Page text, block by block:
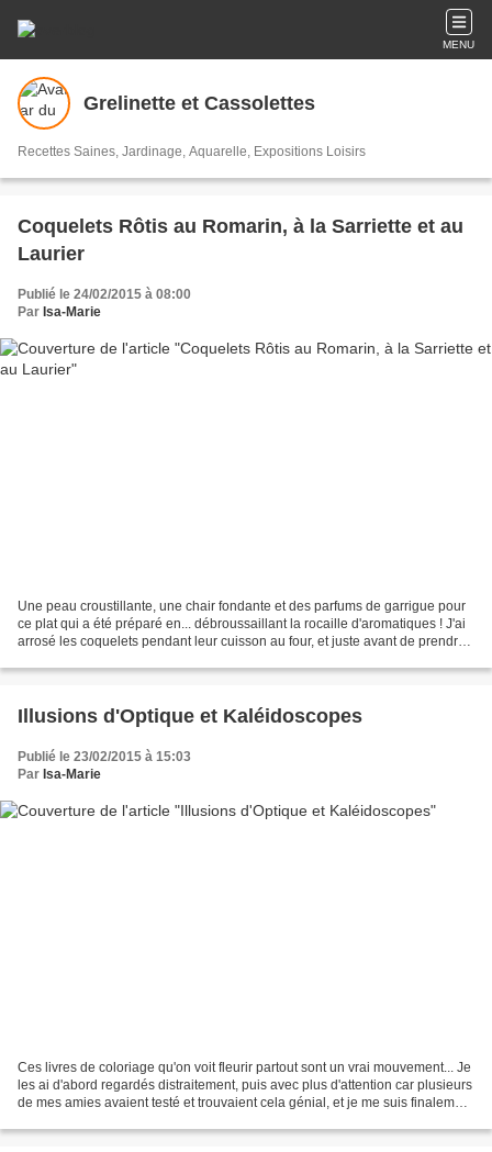
MENU
Grelinette et Cassolettes
Recettes Saines, Jardinage, Aquarelle, Expositions Loisirs
Coquelets Rôtis au Romarin, à la Sarriette et au
Laurier
Publié le 24/02/2015 à 08:00
Par Isa-Marie
Une peau croustillante, une chair fondante et des parfums de garrigue pour
ce plat qui a été préparé en... débroussaillant la rocaille d'aromatiques ! J'ai
arrosé les coquelets pendant leur cuisson au four, et juste avant de prendre
Illusions d'Optique et Kaléidoscopes
Publié le 23/02/2015 à 15:03
Par Isa-Marie
Ces livres de coloriage qu'on voit fleurir partout sont un vrai mouvement... Je
les ai d'abord regardés distraitement, puis avec plus d'attention car plusieurs
de mes amies avaient testé et trouvaient cela génial, et je me suis finalement